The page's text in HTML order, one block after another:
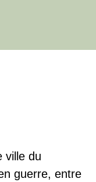
ville du
guerre, entre